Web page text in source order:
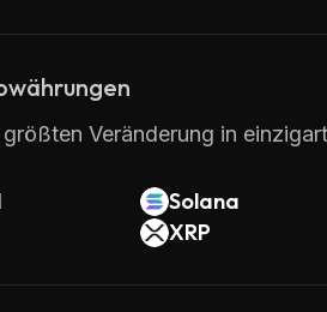
Veränderung in
Solana
XRP